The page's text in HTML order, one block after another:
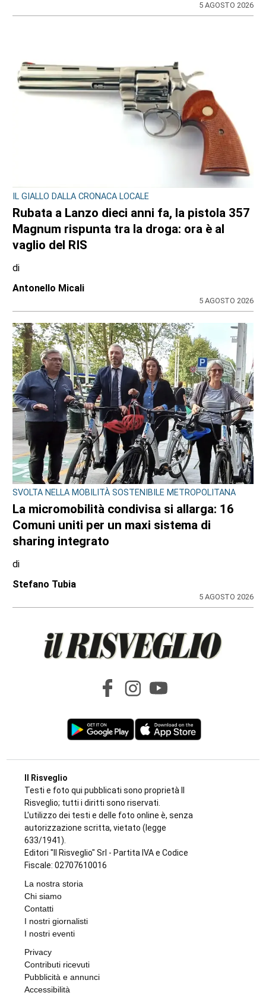
5 AGOSTO 2026
IL GIALLO DALLA CRONACA LOCALE
Rubata a Lanzo dieci anni fa, la pistola 357
Magnum rispunta tra la droga: ora è al
vaglio del RIS
di
Antonello Micali
5 AGOSTO 2026
SVOLTA NELLA MOBILITÀ SOSTENIBILE METROPOLITANA
La micromobilità condivisa si allarga: 16
Comuni uniti per un maxi sistema di
sharing integrato
di
Stefano Tubia
5 AGOSTO 2026
Il Risveglio
Testi e foto qui pubblicati sono proprietà Il
Risveglio; tutti i diritti sono riservati.
L'utilizzo dei testi e delle foto online è, senza
autorizzazione scritta, vietato (legge
633/1941).
Editori "Il Risveglio" Srl - Partita IVA e Codice
Fiscale: 02707610016
La nostra storia
Chi siamo
Contatti
I nostri giornalisti
I nostri eventi
Privacy
Contributi ricevuti
Pubblicità e annunci
Accessibilità